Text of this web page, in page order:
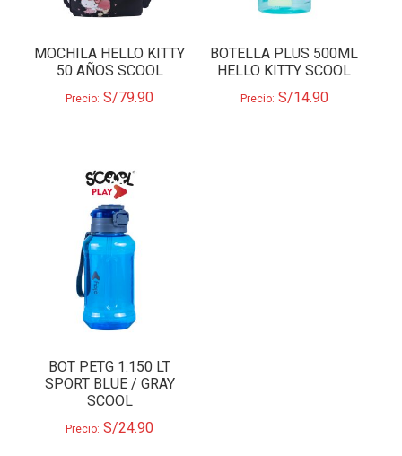
MOCHILA HELLO KITTY
50 AÑOS SCOOL
Precio: S/79.90
BOTELLA PLUS 500ML
HELLO KITTY SCOOL
Precio: S/14.90
BOT PETG 1.150 LT
SPORT BLUE / GRAY
SCOOL
Precio: S/24.90